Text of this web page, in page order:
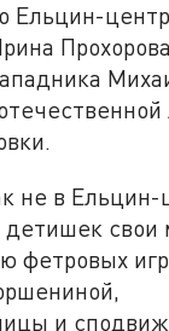
Ельцин-
не в Ельцин-
детишек свои
фетровых
и